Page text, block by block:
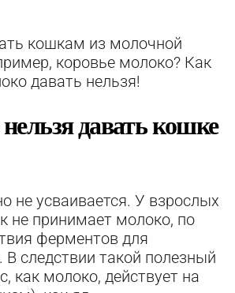
кошкам из молочной
коровье молоко? Как
давать нельзя!
давать кошке
не усваивается. У взрослых
не принимает молоко, по
ферментов для
В следствии такой полезный
как молоко, действует на